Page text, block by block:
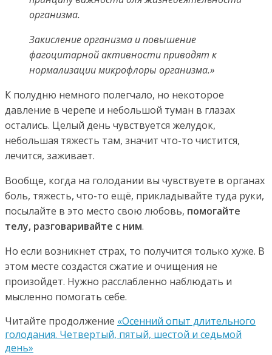
организма.
Закисление организма и повышение
фагоцитарной активности приводят к
нормализации микрофлоры организма.»
К полудню немного полегчало, но некоторое
давление в черепе и небольшой туман в глазах
остались. Целый день чувствуется желудок,
небольшая тяжесть там, значит что-то чистится,
лечится, заживает.
Вообще, когда на голодании вы чувствуете в органах
боль, тяжесть, что-то ещё, прикладывайте туда руки,
посылайте в это место свою любовь, помогайте
телу, разговаривайте с ним.
Но если возникнет страх, то получится только хуже. В
этом месте создастся сжатие и очищения не
произойдет. Нужно расслабленно наблюдать и
мысленно помогать себе.
Читайте продолжение «Осенний опыт длительного
голодания. Четвертый, пятый, шестой и седьмой
день»